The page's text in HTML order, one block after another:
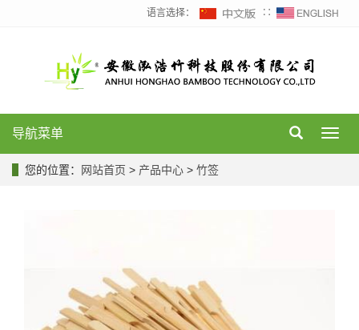
语言选择： ∷
导航菜单
您的位置： 网站首页 > 产品中心 > 竹签